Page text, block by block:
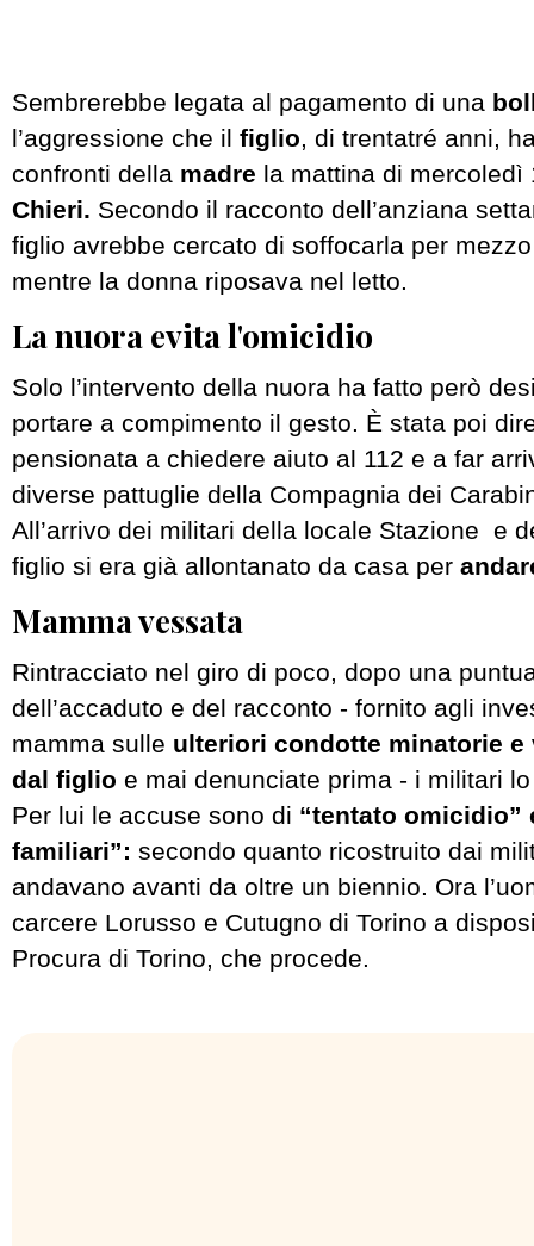
Sembrerebbe legata al pagamento di una
l’aggressione che il figlio, di trentatré anni,
confronti della madre la mattina di mercoledì
Chieri. Secondo il racconto dell’anziana
figlio avrebbe cercato di soffocarla per
mentre la donna riposava nel letto.
La nuora evita l'omicidio
Solo l’intervento della nuora ha fatto però
portare a compimento il gesto. È stata poi
pensionata a chiedere aiuto al 112 e a far
diverse pattuglie della Compagnia dei
All’arrivo dei militari della locale Stazione e
figlio si era già allontanato da casa per
Mamma vessata
Rintracciato nel giro di poco, dopo una
dell’accaduto e del racconto - fornito agli
mamma sulle ulteriori condotte minatorie e
dal figlio e mai denunciate prima - i militari
Per lui le accuse sono di “tentato omicidio”
familiari”: secondo quanto ricostruito dai
andavano avanti da oltre un biennio. Ora
carcere Lorusso e Cutugno di Torino a
Procura di Torino, che procede.